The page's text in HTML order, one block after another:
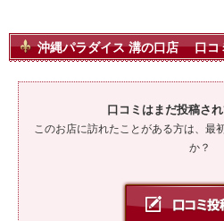
沖縄パラダイス 溝の口店 口コ
口コミはまだ投稿され
このお店に訪れたことがある方は、最
か？